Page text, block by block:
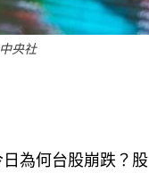
央社
為何台股崩跌？股